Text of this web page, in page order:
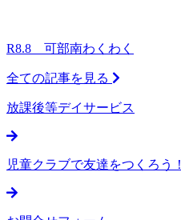
R8.8 可部南わくわく
全ての記事を見る
放課後等デイサービス
児童クラブで友達をつくろう！